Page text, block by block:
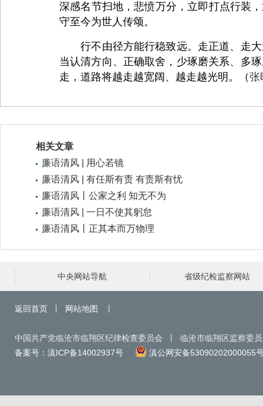
深感名节扫地，悲愤万分，立即打点行装
守至今为世人传颂。
行不由径方能行稳致远。走正道、走大
当认清方向、正确取舍，少琢磨关系、多
走，道路将越走越宽阔、越走越光明 。（张
相关文章
廉语清风 | 用心若镜
廉语清风 | 有任斯有责 有责斯有忧
廉语清风丨公家之利 知无不为
廉语清风 | 一日不使其躬怠
廉语清风丨正其本而万物理
中央网站导航 省级纪检监察网站
返回首页 网站地图
中国共产党临沧市临翔区纪律检查委员会 丨 临沧市临翔区监察委
备案号：滇ICP备14002937号
滇公网安备53090202000055